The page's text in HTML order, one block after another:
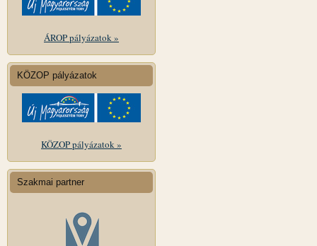
ÁROP pályázatok »
KÖZOP pályázatok
KÖZOP pályázatok »
Szakmai partner